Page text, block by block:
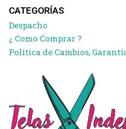
CATEGORÍAS
Despacho
¿ Como Comprar ?
Política de Cambios,